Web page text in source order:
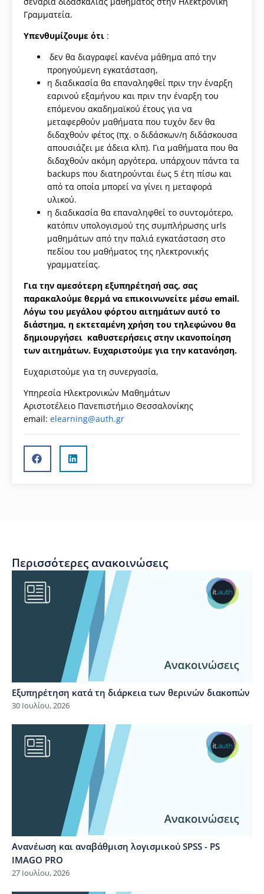
Γραμματεία.
Υπενθυμίζουμε ότι :
δεν θα διαγραφεί κανένα μάθημα από την
προηγούμενη εγκατάσταση,
η διαδικασία θα επαναληφθεί πριν την έναρξη
εαρινού εξαμήνου και πριν την έναρξη του
επόμενου ακαδημαϊκού έτους για να
μεταφερθούν μαθήματα που τυχόν δεν θα
διδαχθούν φέτος (πχ. ο διδάσκων/η διδάσκουσα
απουσιάζει με άδεια κλπ). Για μαθήματα που θα
διδαχθούν ακόμη αργότερα, υπάρχουν πάντα τα
backups που διατηρούνται έως 5 έτη πίσω και
από τα οποία μπορεί να γίνει η μεταφορά
υλικού.
η διαδικασία θα επαναληφθεί το συντομότερο,
κατόπιν υπολογισμού της συμπλήρωσης urls
μαθημάτων από την παλιά εγκατάσταση στο
πεδίου του μαθήματος της ηλεκτρονικής
γραμματείας.
Για την αμεσότερη εξυπηρέτησή σας, σας
παρακαλούμε θερμά να επικοινωνείτε μέσω email.
Λόγω του μεγάλου φόρτου αιτημάτων αυτό το
διάστημα, η εκτεταμένη χρήση του τηλεφώνου θα
δημιουργήσει καθυστερήσεις στην ικανοποίηση
των αιτημάτων. Ευχαριστούμε για την κατανόηση.
Ευχαριστούμε για τη συνεργασία,
Υπηρεσία Ηλεκτρονικών Μαθημάτων
Αριστοτέλειο Πανεπιστήμιο Θεσσαλονίκης
email: elearning@auth.gr
Περισσότερες ανακοινώσεις
Εξυπηρέτηση κατά τη διάρκεια των θερινών διακοπών
30 Ιουλίου, 2026
Ανανέωση και αναβάθμιση λογισμικού SPSS - PS
IMAGO PRO
27 Ιουλίου, 2026